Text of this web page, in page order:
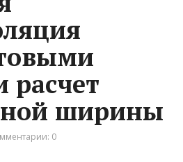
расчет
ширины
0